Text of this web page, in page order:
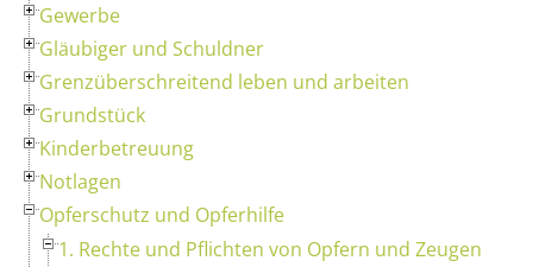
Gewerbe
Gläubiger und Schuldner
Grenzüberschreitend leben und arbeiten
Grundstück
Kinderbetreuung
Notlagen
Opferschutz und Opferhilfe
1. Rechte und Pflichten von Opfern und Zeugen